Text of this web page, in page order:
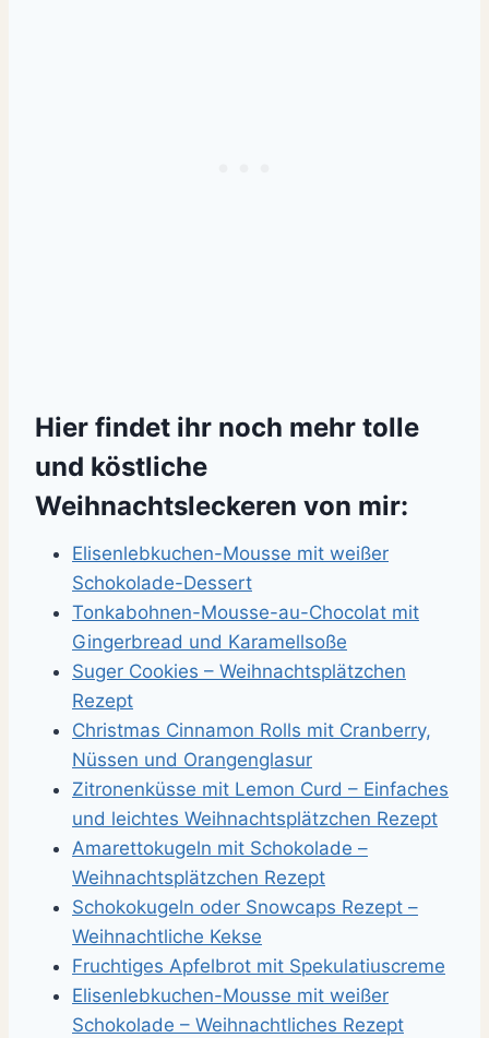
Hier findet ihr noch mehr tolle
und köstliche
Weihnachtsleckeren von mir:
Elisenlebkuchen-Mousse mit weißer
Schokolade-Dessert
Tonkabohnen-Mousse-au-Chocolat mit
Gingerbread und Karamellsoße
Suger Cookies – Weihnachtsplätzchen
Rezept
Christmas Cinnamon Rolls mit Cranberry,
Nüssen und Orangenglasur
Zitronenküsse mit Lemon Curd – Einfaches
und leichtes Weihnachtsplätzchen Rezept
Amarettokugeln mit Schokolade –
Weihnachtsplätzchen Rezept
Schokokugeln oder Snowcaps Rezept –
Weihnachtliche Kekse
Fruchtiges Apfelbrot mit Spekulatiuscreme
Elisenlebkuchen-Mousse mit weißer
Schokolade – Weihnachtliches Rezept